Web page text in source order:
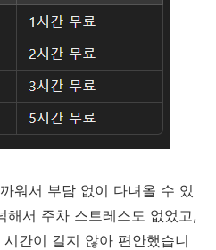
워서 부담 없이 다녀올 수 있
해서 주차 스트레스도 없었고,
간이 길지 않아 편안했습니